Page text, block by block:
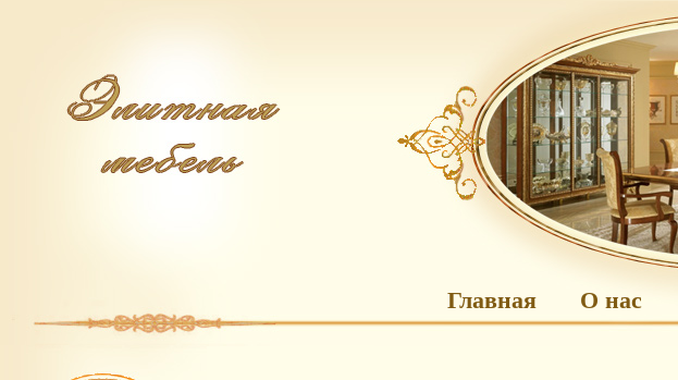
Главная О нас